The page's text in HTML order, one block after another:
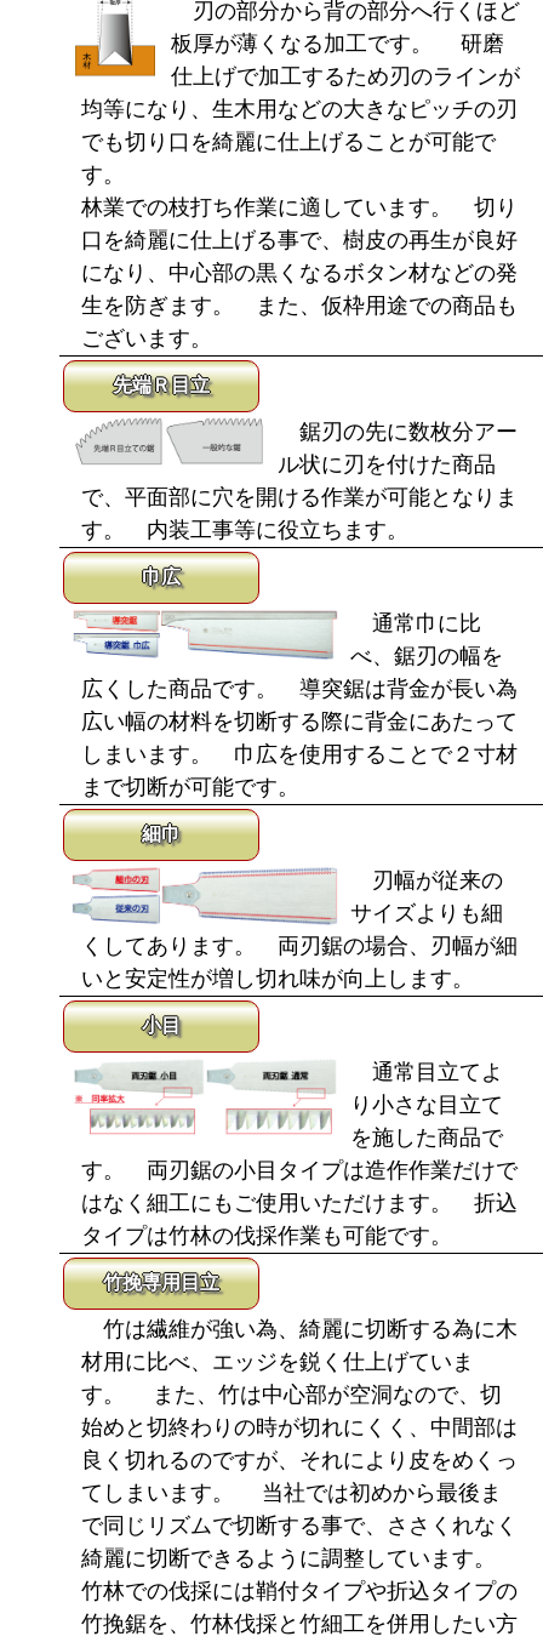
刃の部分から背の部分へ行くほど
板厚が薄くなる加工です。 研磨
仕上げで加工するため刃のラインが
均等になり、生木用などの大きなピッチの刃
でも切り口を綺麗に仕上げることが可能で
す。
林業での枝打ち作業に適しています。 切り
口を綺麗に仕上げる事で、樹皮の再生が良好
になり、中心部の黒くなるボタン材などの発
生を防ぎます。 また、仮枠用途での商品も
ございます。
先端Ｒ目立
鋸刃の先に数枚分アー
ル状に刃を付けた商品
で、平面部に穴を開ける作業が可能となりま
す。 内装工事等に役立ちます。
巾広
通常巾に比
べ、鋸刃の幅を
広くした商品です。 導突鋸は背金が長い為
広い幅の材料を切断する際に背金にあたって
しまいます。 巾広を使用することで２寸材
まで切断が可能です。
細巾
刃幅が従来の
サイズよりも細
くしてあります。 両刃鋸の場合、刃幅が細
いと安定性が増し切れ味が向上します。
小目
通常目立てよ
り小さな目立て
を施した商品で
す。 両刃鋸の小目タイプは造作作業だけで
はなく細工にもご使用いただけます。 折込
タイプは竹林の伐採作業も可能です。
竹挽専用目立
竹は繊維が強い為、綺麗に切断する為に木
材用に比べ、エッジを鋭く仕上げていま
す。 また、竹は中心部が空洞なので、切
始めと切終わりの時が切れにくく、中間部は
良く切れるのですが、それにより皮をめくっ
てしまいます。 当社では初めから最後ま
で同じリズムで切断する事で、ささくれなく
綺麗に切断できるように調整しています。
竹林での伐採には鞘付タイプや折込タイプの
竹挽鋸を、竹林伐採と竹細工を併用したい方